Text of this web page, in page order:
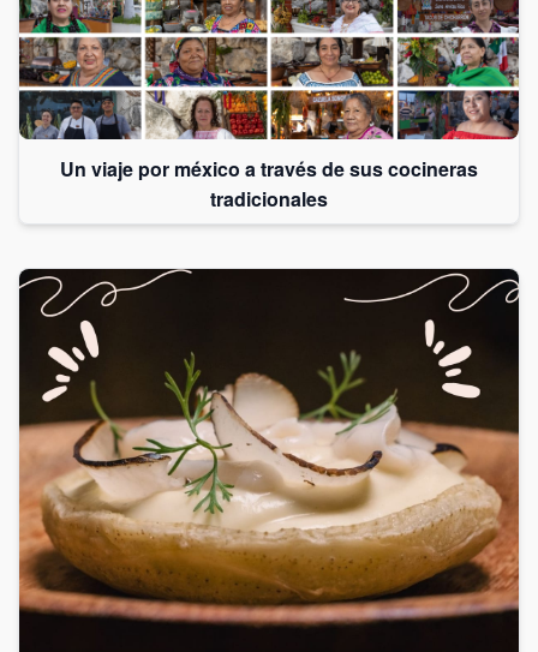
Un viaje por méxico a través de sus cocineras
tradicionales